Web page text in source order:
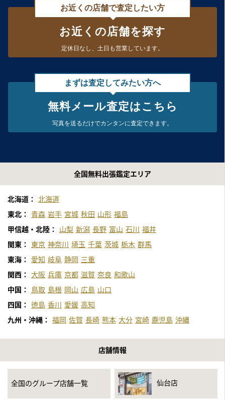
お近くの店舗で査定したい方
お近くの店舗を探す
定休日なし、 土日も営業しています。
まずは査定してみたい方へ
無料メール査定はこちら
写真を送るだけでカンタンに査定できます。
全国無料出張鑑定エリア
北海道： 北海道
東北： 青森 岩手 宮城 秋田 山形 福島
甲信越・北陸：
山梨 新潟 長野 富山 石川 福井
関東：
東京 神奈川 埼玉 千葉 茨城 栃木 群馬
東海：
愛知 岐阜 静岡 三重
関西： 大阪 兵庫 京都 滋賀 奈良 和歌山
中国：
鳥取 島根 岡山 広島 山口
四国： 徳島 香川 愛媛 高知
九州・沖縄： 福岡 佐賀 長崎 熊本 大分 宮崎 鹿児島 沖縄
店舗情報
全国のグループ店舗一覧 仙台店